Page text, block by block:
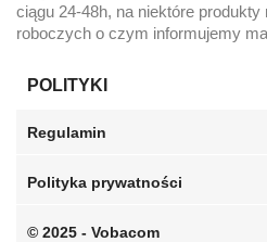
ciągu 24-48h, na niektóre
roboczych o czym informujemy
POLITYKI
Regulamin
Polityka prywatności
© 2025 - Vobacom